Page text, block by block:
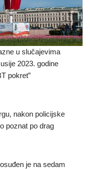
u slučajevima
2023. godine
pokret”
nakon policijske
poznat po drag
je na sedam